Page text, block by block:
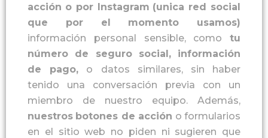
acción o por Instagram (unica red social
que por el momento usamos)
información personal sensible, como tu
número de seguro social, información
de pago, o datos similares, sin haber
tenido una conversación previa con un
miembro de nuestro equipo. Además,
nuestros botones de acción o formularios
en el sitio web no piden ni sugieren que